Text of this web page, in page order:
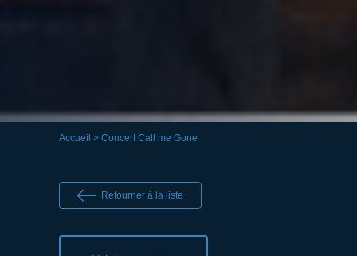
Accueil > Concert Call me Gone
Retourner à la liste